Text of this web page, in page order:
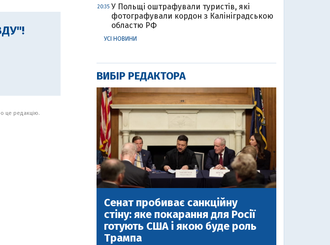
це редакцію.
20:35 У Польщі оштрафували туристів, які
фотографували кордон з Калініградською
областю РФ
УСІ НОВИНИ
ВИБІР РЕДАКТОРА
Сенат пробиває санкційну
стіну: яке покарання для Росії
готують США і якою буде роль
Трампа